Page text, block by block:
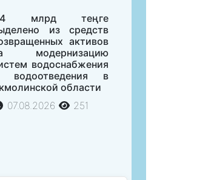
млрд теңге
из средств
активов
модернизацию
водоснабжения
водоотведения в
области
07.08.2026
251